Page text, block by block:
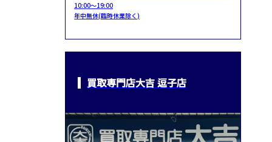
10:00～19:00
年中無休(臨時休業除く)
買取専門店大吉 逗子店